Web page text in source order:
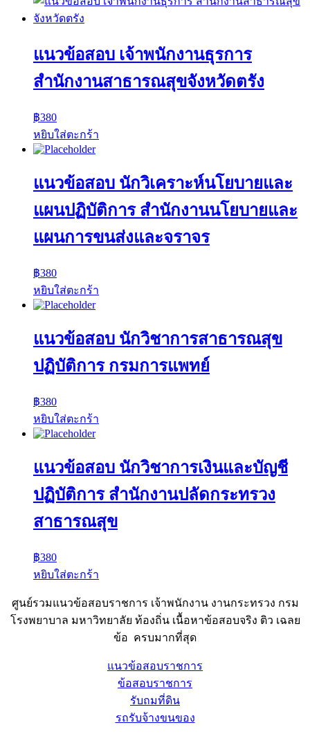
แนวข้อสอบ เจ้าพนักงานธุรการ
สำนักงานสาธารณสุขจังหวัดตรัง
฿380
หยิบใส่ตะกร้า
แนวข้อสอบ นักวิเคราะห์นโยบายและ
แผนปฏิบัติการ สำนักงานนโยบายและ
แผนการขนส่งและจราจร
฿380
หยิบใส่ตะกร้า
แนวข้อสอบ นักวิชาการสาธารณสุข
ปฏิบัติการ กรมการแพทย์
฿380
หยิบใส่ตะกร้า
แนวข้อสอบ นักวิชาการเงินและบัญชี
ปฏิบัติการ สำนักงานปลัดกระทรวง
สาธารณสุข
฿380
หยิบใส่ตะกร้า
ศูนย์รวมแนวข้อสอบราชการ เจ้าพนักงาน งานกระทรวง กรม
โรงพยาบาล มหาวิทยาลัย ท้องถิ่น เนื้อหาข้อสอบจริง ติว เฉลย
ข้อ ครบมากที่สุด
แนวข้อสอบราชการ
ข้อสอบราชการ
รับถมที่ดิน
รถรับจ้างขนของ